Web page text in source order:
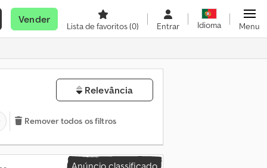
Vender
Lista de favoritos(0) Entrar Idioma Menu
Relevância
Remover todos os filtros
Anúncio classificado